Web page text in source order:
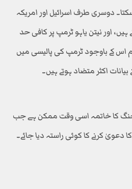
دوسری طرف اسرائیل اور امریکہ
اور نیتن یاہو ٹرمپ پر کافی حد
اس کے باوجود ٹرمپ کی پالیسی میں
بیانات اکثر متضاد ہوتے ہیں۔
جنگ کا خاتمہ اسی وقت ممکن ہے جب
دعویٰ کرنے کا کوئی راستہ دیا جائے۔